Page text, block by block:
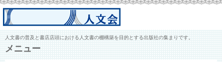
人文書の普及と書店店頭における人文書の棚構築を目的とする出版社の集まりです。
メニュー